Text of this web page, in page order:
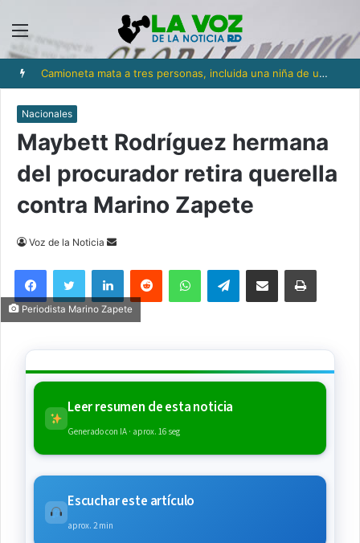
Menú
Camioneta mata a tres personas, incluida una niña de un año y medio, en Los Ríos
Nacionales
Maybett Rodríguez hermana
del procurador retira querella
contra Marino Zapete
Voz de la Noticia
Send
FacebookTwitter LinkedInReddit WhatsAppTelegramCompartir via Email Imprimi
Periodista Marino Zapete
Leer resumen de esta noticia
Generado con IA · aprox. 16 seg
Escuchar este artículo
aprox. 2 min